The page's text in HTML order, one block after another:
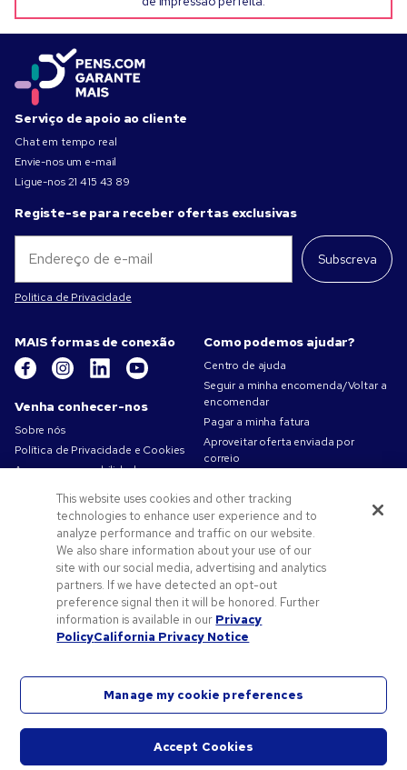
Serviço de apoio ao cliente
Chat em tempo real
Envie-nos um e-mail
Ligue-nos 21 415 43 89
Registe-se para receber ofertas exclusivas
Subscreva
Politica de Privacidade
MAIS formas de conexão
Venha conhecer-nos
Sobre nós
Política de Privacidade e Cookies
A nossa responsabilidade
Condições de utilização
Termos de venda
Carreiras na Pens.com
Ofertas e recursos
Produtos promocionais
Códigos promocionais e cupões
Dicas de arte
Como podemos ajudar?
Centro de ajuda
Seguir a minha encomenda/Voltar a
encomendar
Pagar a minha fatura
Aproveitar oferta enviada por
correio
Contacte-nos
©2026 National Pen Company. Todos os direitos reservados. Pens.com e o respetivo logótipo
são marcas registadas da empresa National Pen. Todas as restantes marcas registadas são
This website uses cookies and other tracking
technologies to enhance user experience and to
analyze performance and traffic on our website.
We also share information about your use of our
site with our social media, advertising and analytics
partners. If we have detected an opt-out
preference signal then it will be honored. Further
information is available in our Privacy
PolicyCalifornia Privacy Notice
Manage my cookie preferences
Accept Cookies